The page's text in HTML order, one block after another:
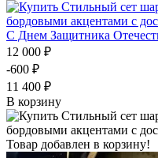
С Днем Защитника
12 000 ₽
-600 ₽
11 400 ₽
В корзину
Товар добавлен в корзину!